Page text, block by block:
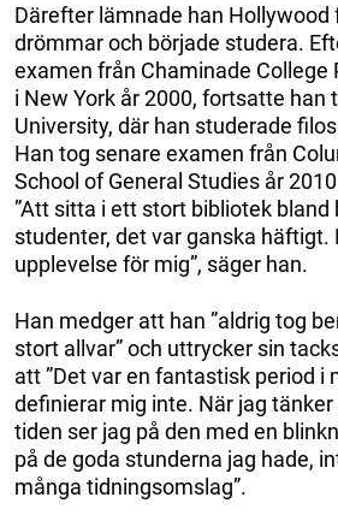
Därefter lämnade han Hollywood
drömmar och började studera.
examen från Chaminade College
i New York år 2000, fortsatte han
University, där han studerade
Han tog senare examen från
School of General Studies år
”Att sitta i ett stort bibliotek bland
studenter, det var ganska häftigt.
upplevelse för mig”, säger han.
Han medger att han ”aldrig tog
stort allvar” och uttrycker sin
att ”Det var en fantastisk period i
definierar mig inte. När jag
tiden ser jag på den med en
på de goda stunderna jag hade,
många tidningsomslag”.